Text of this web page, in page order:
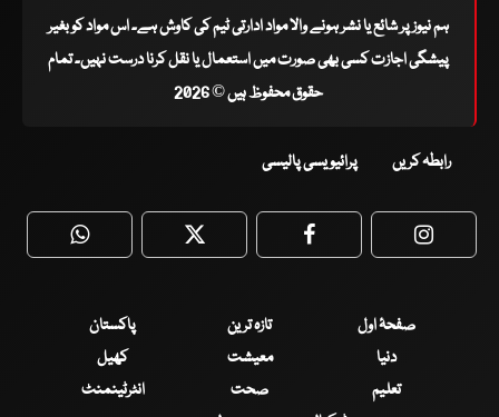
ہم نیوز پر شائع یا نشر ہونے والا مواد ادارتی ٹیم کی کاوش ہے۔ اس مواد کو بغیر
پیشگی اجازت کسی بھی صورت میں استعمال یا نقل کرنا درست نہیں۔ تمام
حقوق محفوظ ہیں © 2026
رابطہ کریں پرائیویسی پالیسی
WhatsApp Twitter Facebook
صفحۂ اول تازہ ترین
پاکستان
دنیا
معیشت
کھیل
تعلیم
صحت
انٹرٹینمنٹ